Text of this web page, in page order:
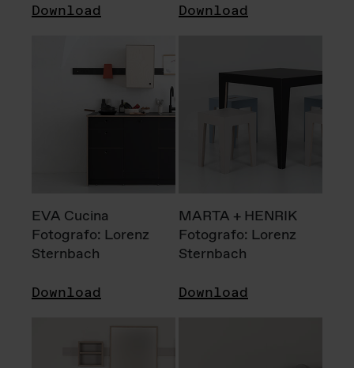
Download Download
EVA Cucina
Fotografo: Lorenz
Sternbach
Download
MARTA + HENRIK
Fotografo: Lorenz
Sternbach
Download